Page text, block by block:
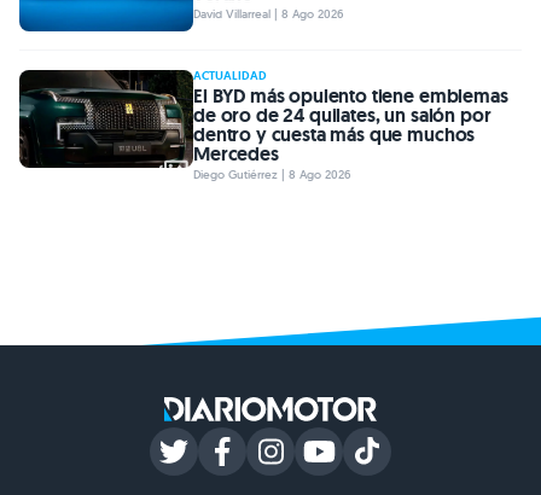
David Villarreal | 8 Ago 2026
ACTUALIDAD
El BYD más opulento tiene emblemas
de oro de 24 quilates, un salón por
dentro y cuesta más que muchos
Mercedes
Diego Gutiérrez | 8 Ago 2026